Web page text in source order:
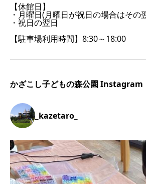
【休館日】
・月曜日(月曜日が祝日の場合はその
・祝日の翌日
【駐車場利用時間】8:30～18:00
かざこし子どもの森公園 Instagram
_kazetaro_